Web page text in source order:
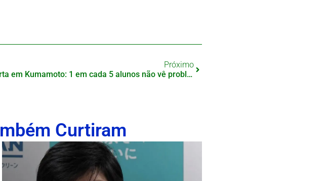
Próximo
Alerta em Kumamoto: 1 em cada 5 alunos não vê problema no bullying
Curtiram